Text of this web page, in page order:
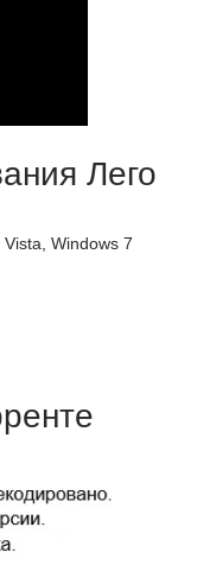
Лего
Windows 7